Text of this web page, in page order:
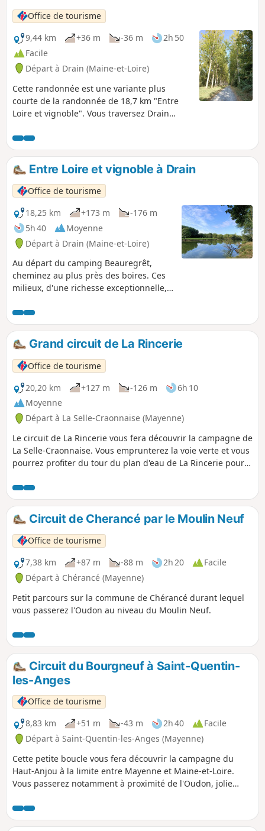
Office de tourisme
9,44 km
+36 m -36 m
2h 50
Facile
Départ à Drain (Maine-et-Loire)
Cette randonnée est une variante plus
courte de la randonnée de 18,7 km "Entre
Loire et vignoble". Vous traversez Drain
vignobles. Prenez le temps d'observer la
faune et la flore typique à chacun de ces
environnements ainsi que le panorama
dégagé sur les vallées de Loire tandis que
vous traversez les vignobles de Drain.
Entre Loire et vignoble à Drain
Office de tourisme
18,25 km
+173 m
-176 m
5h 40
Moyenne
Départ à Drain (Maine-et-Loire)
Au départ du camping Beauregrêt,
cheminez au plus près des boires. Ces
milieux, d'une richesse exceptionnelle,
des saisons. Le circuit vous propose de
longer les boires de la Nigaudière et de
la Rompure où les eaux du ruisseau des
Robinets viennent lentement se
réchauffer avant de rejoindre la Loire.
Les prairies alentours bordées de haies
de frênes, le plus souvent taillés en
têtard, sont exceptionnellement bien
conservées.
Grand circuit de La Rincerie
Office de tourisme
20,20 km
+127 m -126 m
6h 10
Moyenne
Départ à La Selle-Craonnaise (Mayenne)
Le circuit de La Rincerie vous fera découvrir la campagne de
La Selle-Craonnaise. Vous emprunterez la voie verte et vous
pourrez profiter du tour du plan d'eau de La Rincerie pour
Circuit de Cherancé par le Moulin Neuf
Office de tourisme
7,38 km
+87 m -88 m 2h 20
Facile
Départ à Chérancé (Mayenne)
Petit parcours sur la commune de Chérancé durant lequel
vous passerez l'Oudon au niveau du Moulin Neuf.
Circuit du Bourgneuf à Saint-Quentin-
les-Anges
Office de tourisme
8,83 km
+51 m -43 m 2h 40
Facile
Départ à Saint-Quentin-les-Anges (Mayenne)
Cette petite boucle vous fera découvrir la campagne du
Haut-Anjou à la limite entre Mayenne et Maine-et-Loire.
Vous passerez notamment à proximité de l'Oudon, jolie